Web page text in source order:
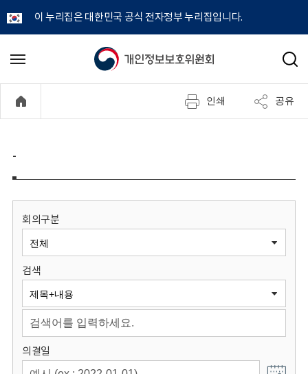
이 누리집은 대한민국 공식 전자정부 누리집입니다.
개
정
보
원
회
메
기
검
인쇄 공유
-
회의구분
검색
의결일